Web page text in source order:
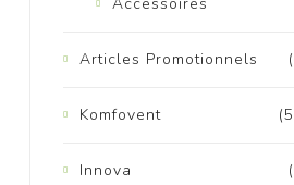
Articles Promotionnels
Komfovent
Innova